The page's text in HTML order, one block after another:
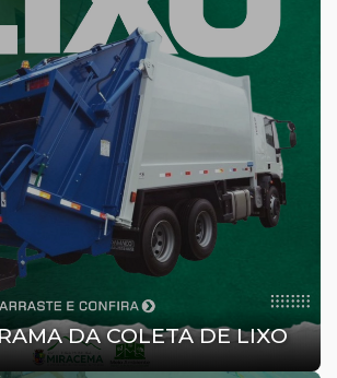
DA COLETA DE LIXO